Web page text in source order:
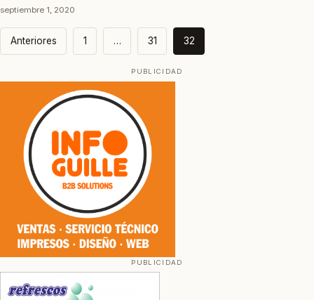
septiembre 1, 2020
Paginación
de
entradas
Anteriores 1 … 31 32